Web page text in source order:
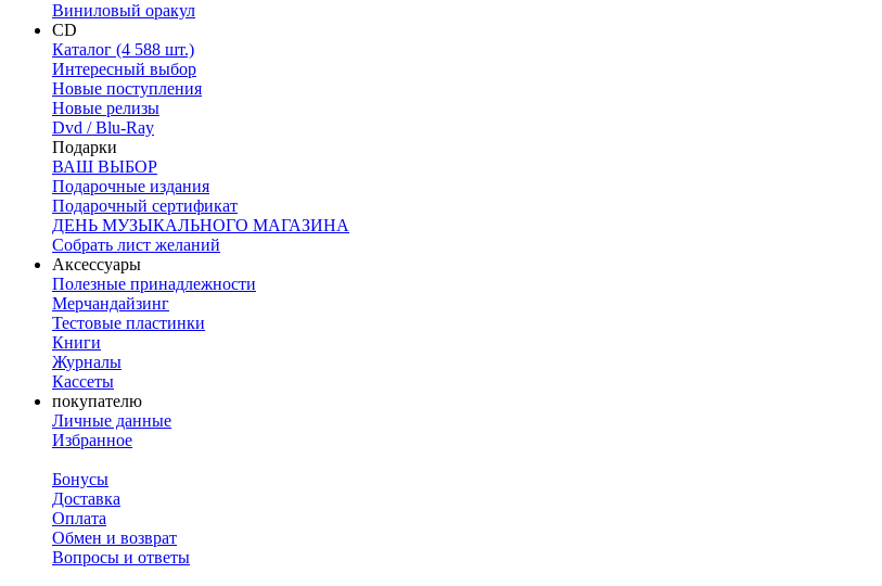
Виниловый оракул
CD
Каталог (4 588 шт.)
Интересный выбор
Новые поступления
Новые релизы
Dvd / Blu-Ray
Подарки
ВАШ ВЫБОР
Подарочные издания
Подарочный сертификат
ДЕНЬ МУЗЫКАЛЬНОГО МАГАЗИНА
Собрать лист желаний
Аксессуары
Полезные принадлежности
Мерчандайзинг
Тестовые пластинки
Книги
Журналы
Кассеты
покупателю
Личные данные
Избранное
Бонусы
Доставка
Оплата
Обмен и возврат
Вопросы и ответы